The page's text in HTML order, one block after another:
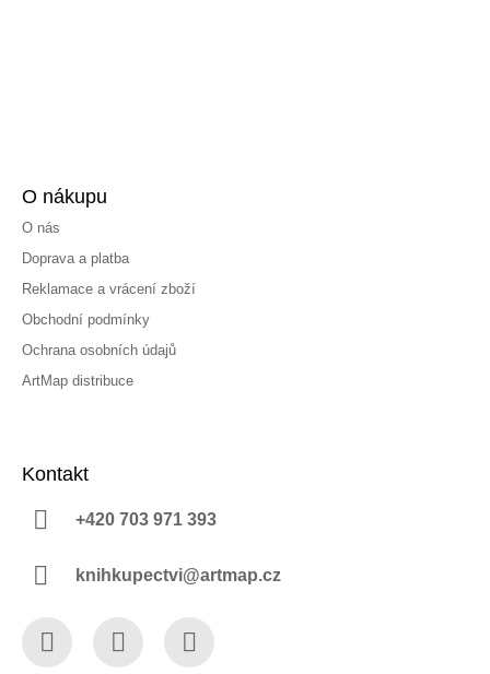
O nákupu
O nás
Doprava a platba
Reklamace a vrácení zboží
Obchodní podmínky
Ochrana osobních údajů
ArtMap distribuce
Kontakt
+420 703 971 393
knihkupectvi@artmap.cz